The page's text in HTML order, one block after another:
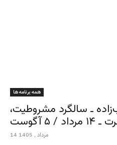
همه برنامه ها
ـ سالگرد مشروطیت،
آگوست
14 مرداد , 1405